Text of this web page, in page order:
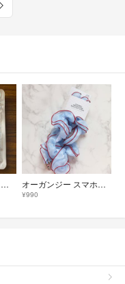
✴︎新品✴︎ ★スリーコインズ★ 〜スマートフォン ショルダーストラップ〜 オーガンジー スマホショルダー ライトブルーレッド スリーコインズ
¥990